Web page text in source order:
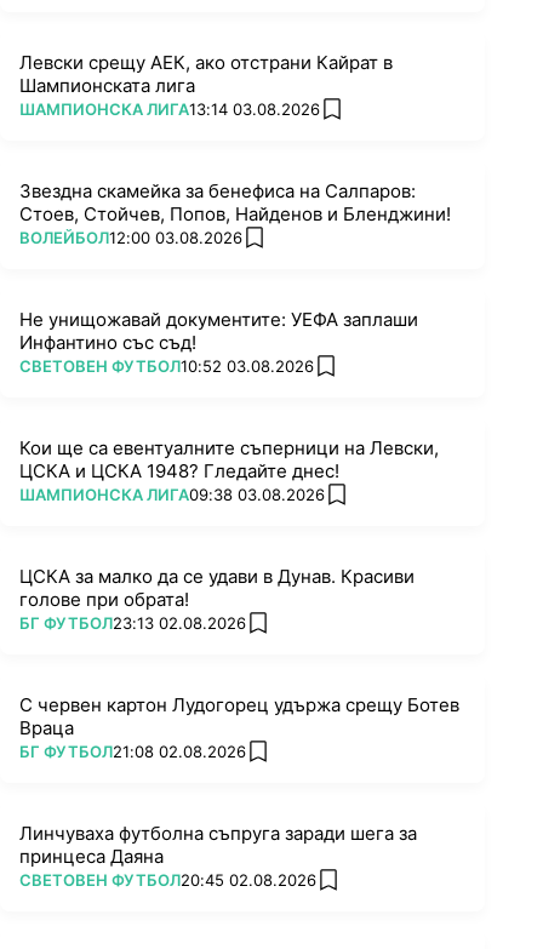
Левски срещу АЕК, ако отстрани Кайрат в
Шампионската лига
ПОВЕЧЕ ОТ
ШАМПИОНСКА ЛИГА13:14 03.08.2026 add favorites
Звездна скамейка за бенефиса на Салпаров:
Стоев, Стойчев, Попов, Найденов и Бленджини!
ПОВЕЧЕ ОТ
ВОЛЕЙБОЛ12:00 03.08.2026 add favorites
Не унищожавай документите: УЕФА заплаши
Инфантино със съд!
ПОВЕЧЕ ОТ
СВЕТОВЕН ФУТБОЛ10:52 03.08.2026 add favorites
Кои ще са евентуалните съперници на Левски,
ЦСКА и ЦСКА 1948? Гледайте днес!
ПОВЕЧЕ ОТ
ШАМПИОНСКА ЛИГА09:38 03.08.2026 add favorites
ЦСКА за малко да се удави в Дунав. Красиви
голове при обрата!
ПОВЕЧЕ ОТ
БГ ФУТБОЛ23:13 02.08.2026 add favorites
С червен картон Лудогорец удържа срещу Ботев
Враца
ПОВЕЧЕ ОТ
БГ ФУТБОЛ21:08 02.08.2026 add favorites
Линчуваха футболна съпруга заради шега за
принцеса Даяна
ПОВЕЧЕ ОТ
СВЕТОВЕН ФУТБОЛ20:45 02.08.2026 add favorites